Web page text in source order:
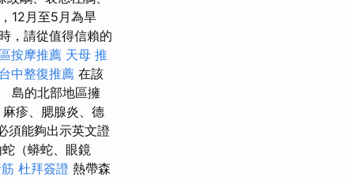
12月至5月為旱
，請從值得信賴的
按摩推薦 天母 推
台中整復推薦 在該
島的北部地區擁
疹、腮腺炎、德
須能夠出示英文證
（蟒蛇、眼鏡
杜拜簽證 熱帶森